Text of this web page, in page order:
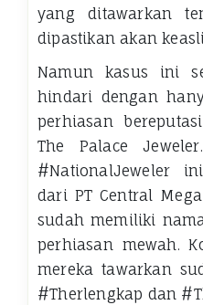
yang ditawarkan
dipastikan akan
Namun kasus ini
hindari dengan
perhiasan
The Palace
#NationalJeweler
dari PT Central
sudah memiliki
perhiasan mewah.
mereka tawarkan
#Therlengkap dan